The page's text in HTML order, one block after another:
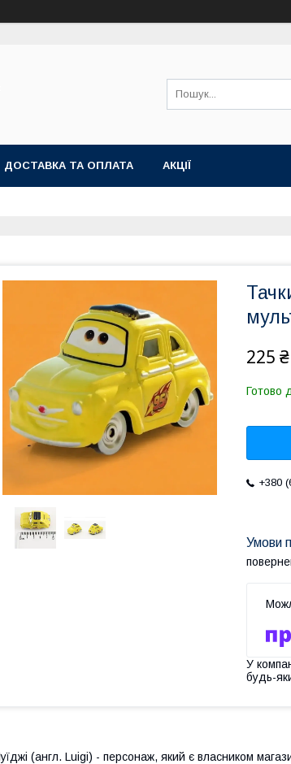
ДОСТАВКА ТА ОПЛАТА АКЦІЇ
225 ₴
Готово
+380
У
будь-
(англ. Luigi) - персонаж, який є власником